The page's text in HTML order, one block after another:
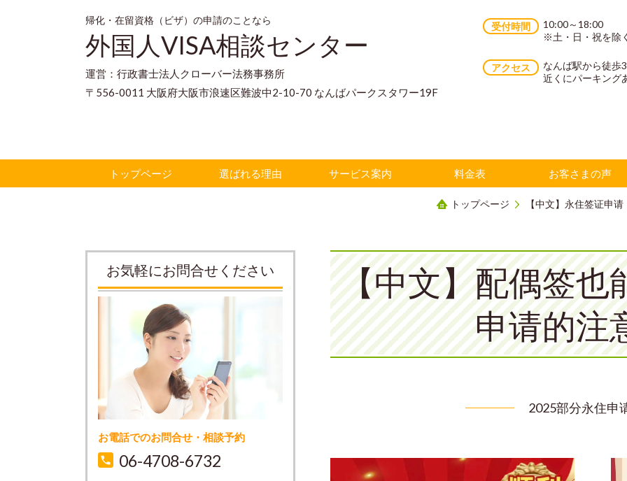
帰化・在留資格（ビザ）の申請のことなら
外国人VISA相談センター
運営：行政書士法人クローバー法務事務所
〒556-0011 大阪府大阪市浪速区難波中2-10-70 なんばパークスタワー19F
受付時間
10:00～18:00
※土・日・祝を除
アクセス
なんば駅から徒歩
近くにパーキング
トップページ 選ばれる理由 サービス案内 料金表 お客さまの声
トップページ 【中文】永住签证申请
【中文】配偶签也
申请的注
2025部分永住申
お気軽にお問合せください
お電話でのお問合せ・相談予約
06-4708-6732